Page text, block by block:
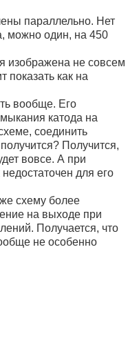
параллельно. Нет
можно один, на 450
изображена не совсем
показать как на
вообще. Его
катода на
соединить
Получится,
вовсе. А при
для его
схему более
на выходе при
Получается, что
не особенно